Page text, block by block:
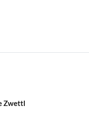
Zwettl